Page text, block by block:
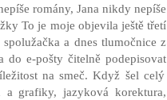
romány, Jana nikdy nepíše
To je moje objevila ještě třetí
a dnes tlumočnice z
do e-pošty čitelně podepisovat
na smeč. Když šel celý
grafiky, jazyková korektura,